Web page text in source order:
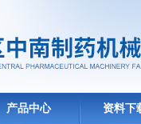
产品中心 资料下